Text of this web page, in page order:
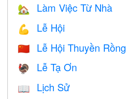
🏡 Làm Việc Từ Nhà
💪 Lễ Hội
🇨🇳 Lễ Hội Thuyền Rồng
🦃 Lễ Tạ Ơn
📖 Lịch Sử